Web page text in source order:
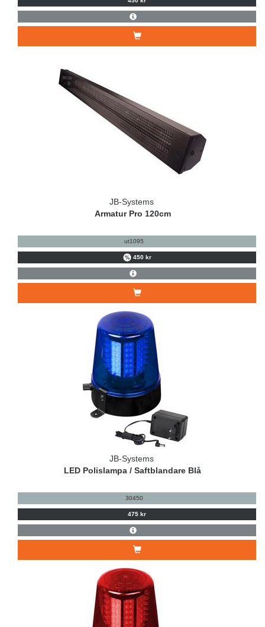
JB-Systems
Armatur Pro 120cm
ut1095
450 kr
JB-Systems
LED Polislampa / Saftblandare Blå
30450
475 kr